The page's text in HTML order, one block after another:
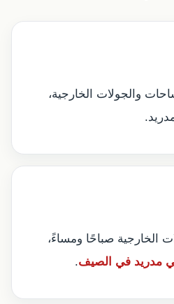
والجولات الخارجية،
الخارجية صباحًا ومساءً،
مدريد في الصيف.